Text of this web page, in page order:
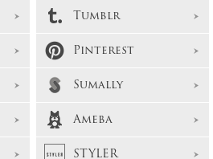
Tumblr
Pinterest
Sumally
Ameba
STYLER